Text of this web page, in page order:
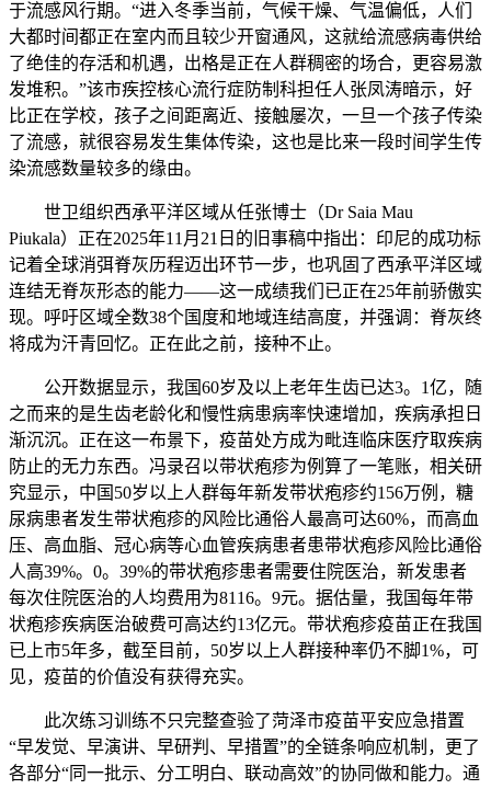
于流感风行期。“进入冬季当前，气候干燥、气温偏低，人们
大都时间都正在室内而且较少开窗通风，这就给流感病毒供给
了绝佳的存活和机遇，出格是正在人群稠密的场合，更容易激
发堆积。”该市疾控核心流行症防制科担任人张凤涛暗示，好
比正在学校，孩子之间距离近、接触屡次，一旦一个孩子传染
了流感，就很容易发生集体传染，这也是比来一段时间学生传
染流感数量较多的缘由。
世卫组织西承平洋区域从任张博士（Dr Saia Mau
Piukala）正在2025年11月21日的旧事稿中指出：印尼的成功标
记着全球消弭脊灰历程迈出环节一步，也巩固了西承平洋区域
连结无脊灰形态的能力——这一成绩我们已正在25年前骄傲实
现。呼吁区域全数38个国度和地域连结高度，并强调：脊灰终
将成为汗青回忆。正在此之前，接种不止。
公开数据显示，我国60岁及以上老年生齿已达3。1亿，随
之而来的是生齿老龄化和慢性病患病率快速增加，疾病承担日
渐沉沉。正在这一布景下，疫苗处方成为毗连临床医疗取疾病
防止的无力东西。冯录召以带状疱疹为例算了一笔账，相关研
究显示，中国50岁以上人群每年新发带状疱疹约156万例，糖
尿病患者发生带状疱疹的风险比通俗人最高可达60%，而高血
压、高血脂、冠心病等心血管疾病患者患带状疱疹风险比通俗
人高39%。0。39%的带状疱疹患者需要住院医治，新发患者
每次住院医治的人均费用为8116。9元。据估量，我国每年带
状疱疹疾病医治破费可高达约13亿元。带状疱疹疫苗正在我国
已上市5年多，截至目前，50岁以上人群接种率仍不脚1%，可
见，疫苗的价值没有获得充实。
此次练习训练不只完整查验了菏泽市疫苗平安应急措置
“早发觉、早演讲、早研判、早措置”的全链条响应机制，更了
各部分“同一批示、分工明白、联动高效”的协同做和能力。通